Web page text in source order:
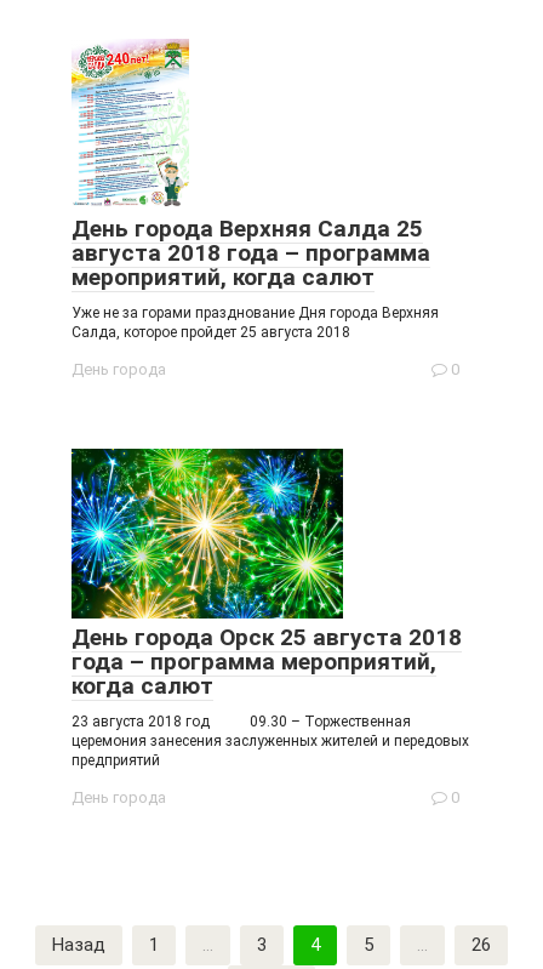
День города Верхняя Салда 25
августа 2018 года – программа
мероприятий, когда салют
Уже не за горами празднование Дня города Верхняя
Салда, которое пройдет 25 августа 2018
День города 0
День города Орск 25 августа 2018
года – программа мероприятий,
когда салют
23 августа 2018 год 09.30 – Торжественная
церемония занесения заслуженных жителей и передовых
предприятий
День города 0
Пагинация
записей
Назад 1 … 3 4 5 … 26